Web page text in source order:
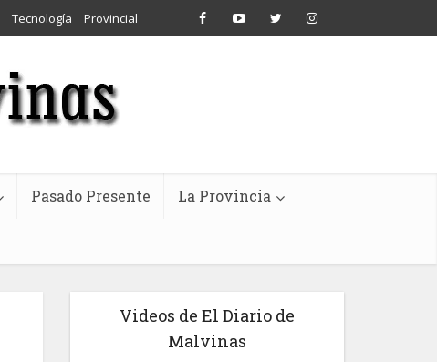
Tecnología Provincial
Pasado Presente La Provincia
Videos de El Diario de
Malvinas